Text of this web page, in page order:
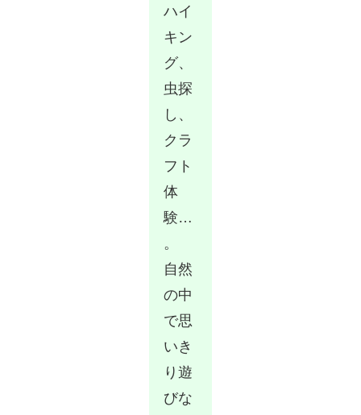
ハイ
キン
グ、
虫探
し、
クラ
フト
体
験…
。
自然
の中
で思
いき
り遊
びな